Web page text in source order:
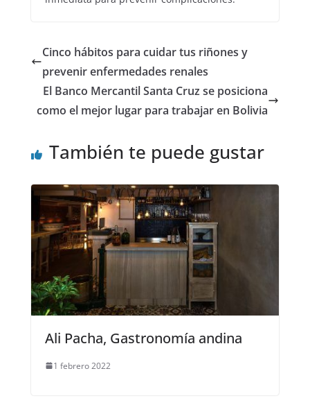
Cinco hábitos para cuidar tus riñones y
prevenir enfermedades renales
El Banco Mercantil Santa Cruz se posiciona
como el mejor lugar para trabajar en Bolivia
También te puede gustar
Ali Pacha, Gastronomía andina
1 febrero 2022